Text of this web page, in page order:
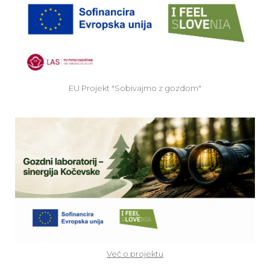
EU Projekt "Sobivajmo z gozdom"
Več o projektu